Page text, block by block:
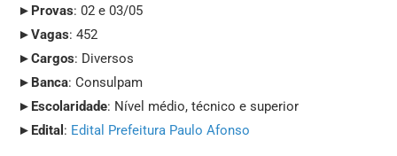
► Provas: 02 e 03/05
►Vagas: 452
►Cargos: Diversos
► Banca: Consulpam
► Escolaridade: Nível médio, técnico e superior
► Edital : Edital Prefeitura Paulo Afonso